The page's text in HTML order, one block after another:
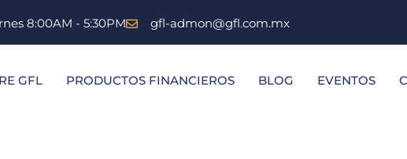
8:00AM - 5:30PM gfl-admon@gfl.com.mx
GFL PRODUCTOS FINANCIEROS BLOG EVENTOS